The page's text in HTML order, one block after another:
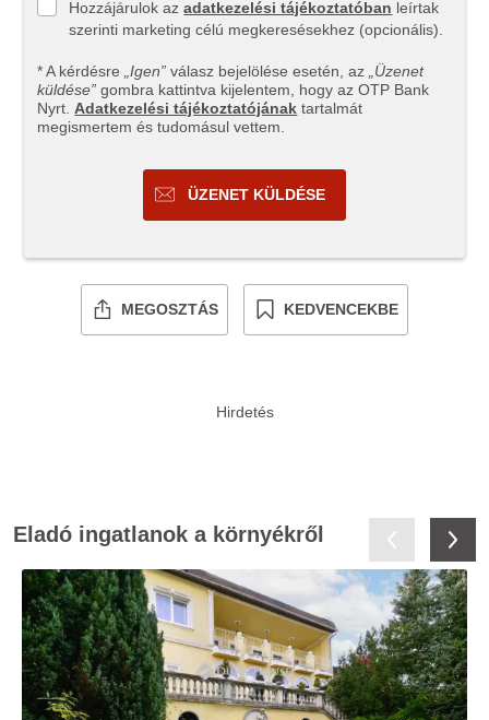
Hozzájárulok azadatkezelési tájékoztatóban leírtak
szerinti marketing célú megkeresésekhez (opcionális).
* A kérdésre „Igen” válasz bejelölése esetén, az
„Üzenet
küldése” gombra kattintva kijelentem, hogy az OTP Bank
Nyrt. Adatkezelési tájékoztatójának tartalmát
megismertem és tudomásul vettem.
ÜZENET KÜLDÉSE
MEGOSZTÁS KEDVENCEKBE
Eladó ingatlanok a környékről